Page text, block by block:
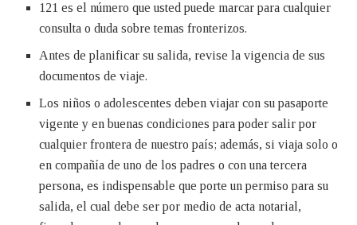
121 es el número que usted puede marcar para cualquier
consulta o duda sobre temas fronterizos.
Antes de planificar su salida, revise la vigencia de sus
documentos de viaje.
Los niños o adolescentes deben viajar con su pasaporte
vigente y en buenas condiciones para poder salir por
cualquier frontera de nuestro país; además, si viaja solo o
en compañía de uno de los padres o con una tercera
persona, es indispensable que porte un permiso para su
salida, el cual debe ser por medio de acta notarial,